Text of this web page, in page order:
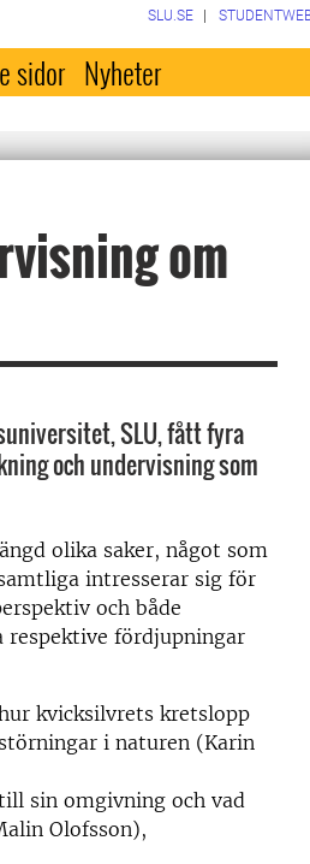
SLU.SE
sidor Nyheter
om
SLU, fått fyra
och undervisning som
olika saker, något som
intresserar sig för
och både
respektive fördjupningar
kvicksilvrets kretslopp
i naturen (Karin
sin omgivning och vad
Olofsson),